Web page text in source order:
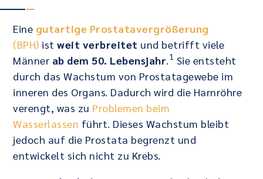
Eine gutartige Prostatavergrößerung
(BPH) istweit verbreitet und betrifft viele
Männer ab dem 50. Lebensjahr.1 Sie entsteht
durch das Wachstum von Prostatagewebe im
inneren des Organs. Dadurch wird die Harnröhre
verengt, was zu Problemen beim
Wasserlassen führt. Dieses Wachstum bleibt
jedoch auf die Prostata begrenzt und
entwickelt sich nicht zu Krebs.